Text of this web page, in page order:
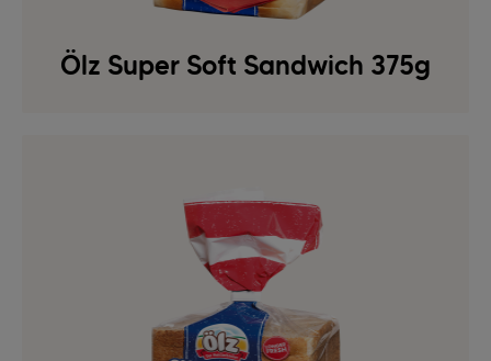
Ölz Super Soft Sandwich 375g